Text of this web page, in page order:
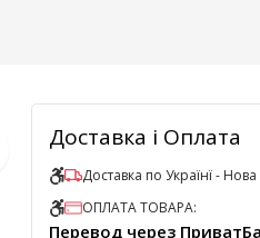
Доставка і Оплата
Доставка по Українї -
ОПЛАТА ТОВАРА:
Перевод через